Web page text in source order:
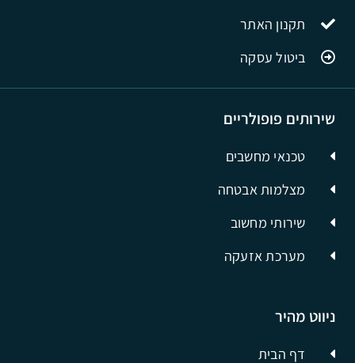
ניווט מהיר
דף הבית
שירותים פופולריים
טכנאי מחשבים
מצלמות אבטחה
שירותי מחשוב
מערכת אזעקה
תקנון האתר
ביטול עסקה